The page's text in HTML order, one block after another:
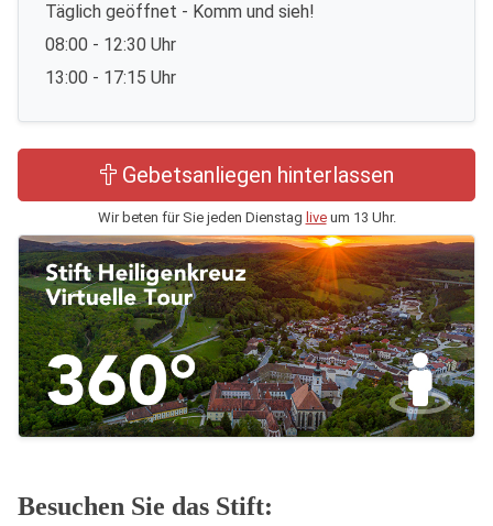
Täglich geöffnet - Komm und sieh!
08:00 - 12:30 Uhr
13:00 - 17:15 Uhr
Gebetsanliegen hinterlassen
Wir beten für Sie jeden Dienstag liveum 13 Uhr.
Besuchen Sie das Stift: